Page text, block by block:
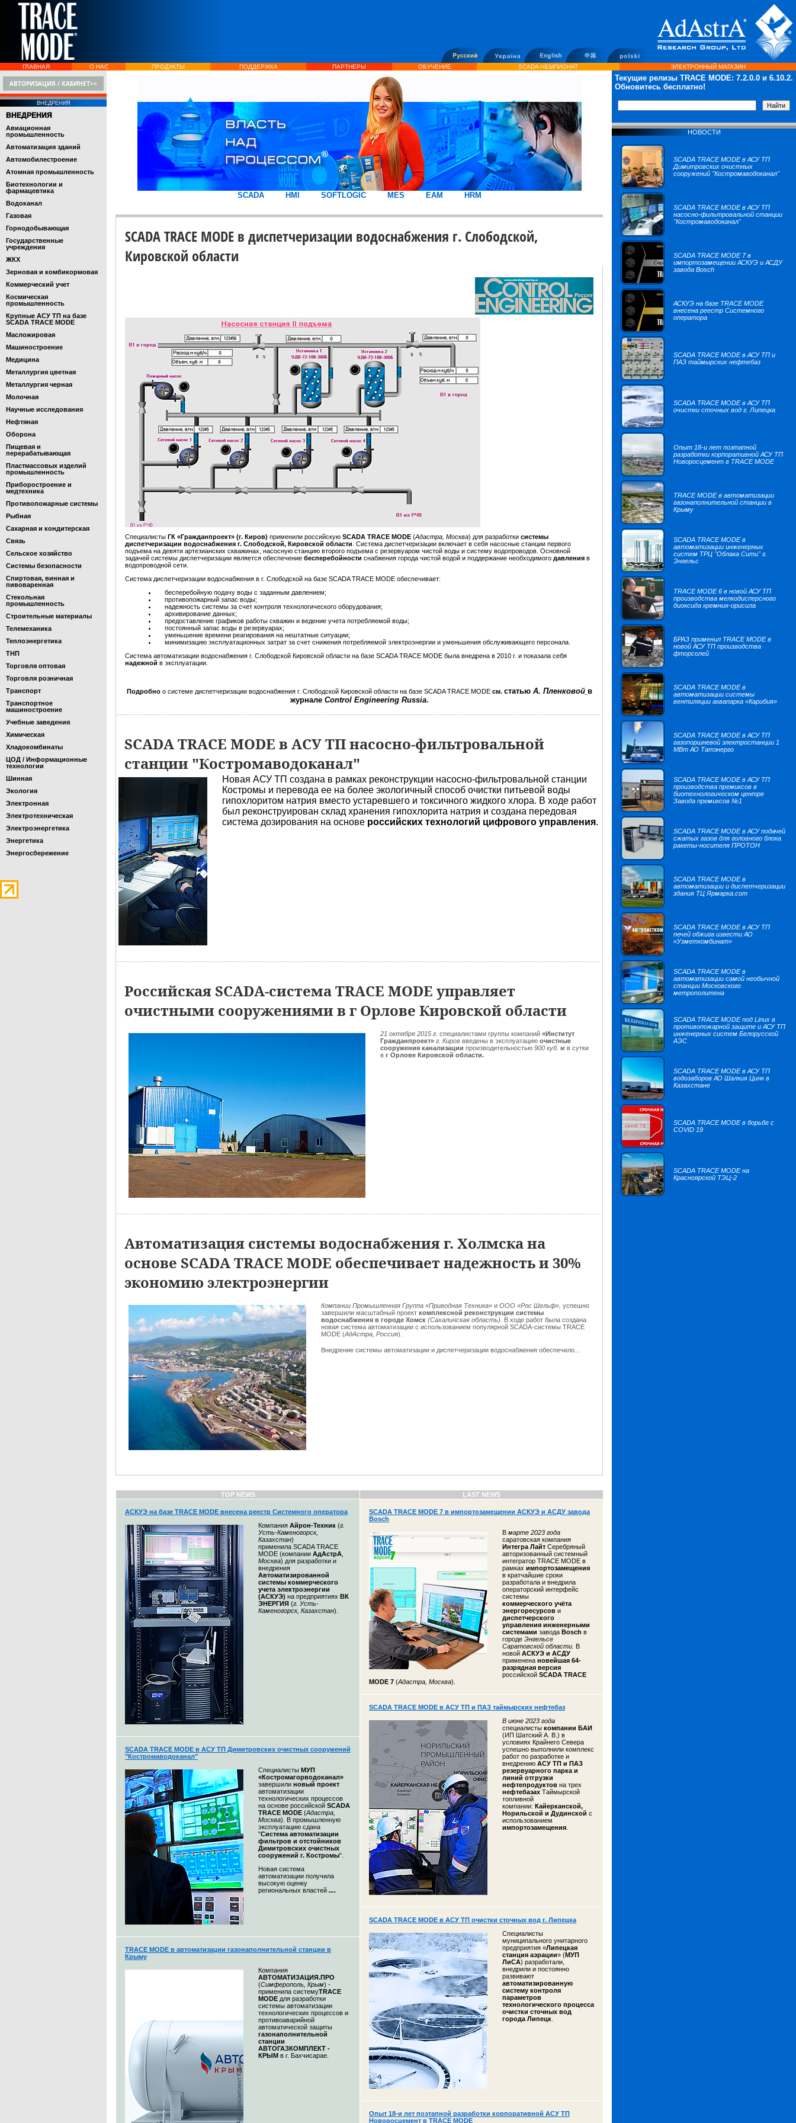
ГЛАВНАЯ О НАС ПРОДУКТЫ ПОДДЕРЖКА ПАРТНЕРЫ ОБУЧЕНИЕ SCADA-ЧЕМПИОНАТ ЭЛЕКТРОННЫЙ МАГАЗИН
АВТОРИЗАЦИЯ / КАБИНЕТ>>
ВНЕДРЕНИЯ
ВНЕДРЕНИЯ
Авиационная
промышленность
Автоматизация зданий
Автомобилестроение
Атомная промышленность
Биотехнологии и
фармацевтика
Водоканал
Газовая
Горнодобывающая
Государственные
учреждения
ЖКХ
Зерновая и комбикормовая
Коммерческий учет
Космическая
промышленность
Крупные АСУ ТП на базе
SCADA TRACE MODE
Масложировая
Машиностроение
Медицина
Металлургия цветная
Металлургия черная
Молочная
Научные исследования
Нефтяная
Оборона
Пищевая и
перерабатывающая
Пластмассовых изделий
промышленность
Приборостроение и
медтехника
Противопожарные системы
Рыбная
Сахарная и кондитерская
Связь
Сельское хозяйство
Системы безопасности
Спиртовая, винная и
пивоваренная
Стекольная
промышленность
Строительные материалы
Телемеханика
Теплоэнергетика
ТНП
Торговля оптовая
Торговля розничная
Транспорт
Транспортное
машиностроение
Учебные заведения
Химическая
Хладокомбинаты
ЦОД / Информационные
технологии
Шинная
Экология
Электронная
Электротехническая
Электроэнергетика
Энергетика
Энергосбережение
SCADA HMI SOFTLOGIC MES EAM HRM
SCADA TRACE MODE в диспетчеризации водоснабжения г. Слободской,
Кировской области
Специалисты ГК «Гражданпроект» (г. Киров) применили российскую SCADA TRACE MODE (Адастра, Москва) для разработки системы
диспетчеризации водоснабжения г. Слободской, Кировской области . Система диспетчеризации включает в себя насосные станции первого
подъема на девяти артезианских скважинах, насосную станцию второго подъема с резервуаром чистой воды и систему водопроводов. Основной
задачей системы диспетчеризации является обеспечение бесперебойности снабжения города чистой водой и поддержание необходимого давления в
водопровод­ной сети.
Система диспетчеризации водоснабжения в г. Слободской на базе SCADA TRACE MODE обеспечивает:
бесперебойную подачу воды с заданным давлением;
противопожарный запас воды;
надежность системы за счет контроля технологического оборудования;
архивирование данных;
предоставление графиков работы скважин и ведение учета потребляемой воды;
постоянный запас воды в резервуарах;
уменьшение времени реагирования на нештатные ситуации;
минимизацию эксплуатационных затрат за счет снижения потребляемой электроэнергии и уменьшения обслуживающего персонала.
Система автоматизации водоснабжения г. Слободской Кировской области на базе SCADA TRACE MODE была внедрена в 2010 г. и показала себя
надежной в эксплуатации.
Подробно о системе диспетчеризации водоснабжения г. Слободской Кировской области на базе SCADA TRACE MODE см. статьюА. Пленковой в
журнале Control Engineering Russia.
SCADA TRACE MODE в АСУ ТП насосно-фильтровальной
станции "Костромаводоканал"
Новая АСУ ТП создана в рамках реконструкции насосно-фильтровальной станции
Костромы и перевода ее на более экологичный способ очистки питьевой воды
гипохлоритом натрия вместо устаревшего и токсичного жидкого хлора. В ходе работ
был реконструирован склад хранения гипохлорита натрия и создана передовая
система дозирования на основе российских технологий цифрового управления.
Российская SCADA-система TRACE MODE управляет
очистными сооружениями в г Орлове Кировской области
21 октября 2015 г. специалистами группы компаний «Институт
Гражданпроект» г. Киров введены в эксплуатацию очистные
сооружения канализации производительностью 900 куб. м в сутки
в г Орлове Кировской области.
Автоматизация системы водоснабжения г. Холмска на
основе SCADA TRACE MODE обеспечивает надежность и 30%
экономию электроэнергии
Компании Промышленная Группа «Приводная Техника» и ООО «Рос Шельф», успешно
завершили масштабный проект комплексной реконструкции системы
водоснабжения в городе Хомск (Сахалинская область). В ходе работ была создана
новая система автоматизации с использованием популярной SCADA-системы TRACE
MODE (АдАстра, Россия).
Внедрение системы автоматизации и диспетчеризации водоснабжения обеспечило...
TOP NEWS
АСКУЭ на базе TRACE MODE внесена реестр Системного оператора
Компания Айрон-Техник (г.
Усть-Каменогорск,
Казахстан)
применила SCADA TRACE
MODE (компании АдАстрА
Москва) для разработки и
внедрения
Автоматизированной
системы коммерческого
учета электроэнергии
(АСКУЭ) на предприятиях ВК
ЭНЕРГИЯ (г. Усть-
Каменогорск, Казахстан).
SCADA TRACE MODE в АСУ ТП Димитровских очистных сооружений
"Костромаводоканал"
Специалисты МУП
«Костромагорводоканал»
завершили новый проект
автоматизации
технологических процессов
на основе российской SCADA
TRACE MODE (Адастра,
Москва). В промышленную
эксплуатацию сдана
"Система автоматизации
фильтров и отстойников
Димитровских очистных
сооружений г. Костромы".
Новая система
автоматизации получила
высокую оценку
региональных властей ....
TRACE MODE в автоматизации газонаполнительной станции в
Крыму
Компания
АВТОМАТИЗАЦИЯ.ПРО
(Симферополь, Крым) -
применила системуTRACE
MODE для разработки
системы автоматизации
технологических процессов и
противоаварийной
автоматической защиты
газонаполнительной
станции
АВТОГАЗКОМПЛЕКТ -
КРЫМ в г. Бахчисарае.
LAST NEWS
SCADA TRACE MODE 7 в импортозамещении АСКУЭ и АСДУ завода
Bosch
В марте 2023 года
саратовская компания
Интегра Лайт Серебряный
авторизованный системный
интегратор TRACE MODE в
рамках импортозамещения
в кратчайшие сроки
разработала и внедрила
операторский интерфейс
системы
коммерческого учёта
энергоресурсов и
диспетчерского
управления инженерными
системами завода Bosch в
городе Энгельсе
Саратовской области. В
новой АСКУЭ и АСДУ
применена новейшая 64-
разрядная версия
российской SCADA TRACE
MODE 7 (Адастра, Москва).
SCADA TRACE MODE в АСУ ТП и ПАЗ таймырских нефтебаз
В июне 2023 года
специалисты компании БАИ
(ИП Шатский А. В.) в
условиях Крайнего Севера
успешно выполнили комплекс
работ по разработке и
внедрению АСУ ТП и ПАЗ
резервуарного парка и
линий отгрузки
нефтепродуктов на трех
нефтебазах Таймырской
топливной
компании: Кайерканской,
Норильской и Дудинской с
использованием
импортозамещения
SCADA TRACE MODE в АСУ ТП очистки сточных вод г. Липецка
Специалисты
муниципального унитарного
предприятия «Липецкая
станция аэрации» (МУП
ЛиСА) разработали,
внедрили и постоянно
развивают
автоматизированную
систему контроля
параметров
технологического процесса
очистки сточных вод
города Липецк
Опыт 18-и лет поэтапной разработки корпоративной АСУ ТП
Новоросцемент в TRACE MODE
Текущие релизы TRACE MODE: 7.2.0.0 и 6.10.2.
Обновитесь бесплатно!
НОВОСТИ
SCADA TRACE MODE в АСУ ТП
Димитровских очистных
сооружений "Костромаводоканал"
SCADA TRACE MODE в АСУ ТП
насосно-фильтровальной станции
"Костромаводоканал"
SCADA TRACE MODE 7 в
импортозамещении АСКУЭ и АСДУ
завода Bosch
АСКУЭ на базе TRACE MODE
внесена реестр Системного
оператора
SCADA TRACE MODE в АСУ ТП и
ПАЗ таймырских нефтебаз
SCADA TRACE MODE в АСУ ТП
очистки сточных вод г. Липецка
Опыт 18-и лет поэтапной
разработки корпоративной АСУ ТП
Новоросцемент в TRACE MODE
TRACE MODE в автоматизации
газонаполнительной станции в
Крыму
SCADA TRACE MODE в
автоматизации инженерных
систем ТРЦ "Облака Сити" г.
Энгельс
TRACE MODE 6 в новой АСУ ТП
производства мелкодисперсного
диоксида кремния-орисила
БРАЗ применил TRACE MODE в
новой АСУ ТП производства
фторсолей
SCADA TRACE MODE в
автоматизации системы
вентиляции аквапарка «Карибия»
SCADA TRACE MODE в АСУ ТП
газопоршневой электростанции 1
МВт АО Татэнерго
SCADA TRACE MODE в АСУ ТП
производства премиксов в
биотехнологическом центре
Завода премиксов №1
SCADA TRACE MODE в АСУ подачей
сжатых газов для головного блока
ракеты-носителя ПРОТОН
SCADA TRACE MODE в
автоматизации и диспетчеризации
здания ТЦ Ярмарка.com
SCADA TRACE MODE в АСУ ТП
печей обжига извести АО
«Узметкомбинат»
SCADA TRACE MODE в
автоматизации самой необычной
станции Московского
метрополитена
SCADA TRACE MODE под Linux в
противопожарной защите и АСУ ТП
инженерных систем Белорусской
АЭС
SCADA TRACE MODE в АСУ ТП
водозаборов АО Шалкия Цинк в
Казахстане
SCADA TRACE MODE в борьбе с
COVID 19
SCADA TRACE MODE на
Красноярской ТЭЦ-2